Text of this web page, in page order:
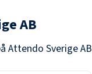
AB
Attendo Sverige AB